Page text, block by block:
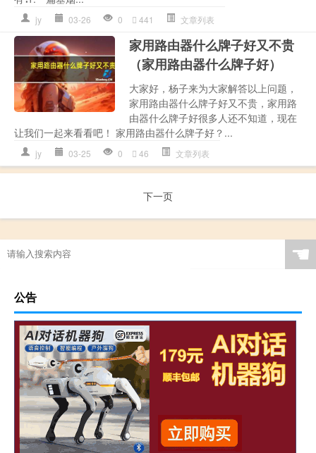
jy 03-26 0 441 文章列表
家用路由器什么牌子好又不贵
（家用路由器什么牌子好）
大家好，杨子来为大家解答以上问题，
家用路由器什么牌子好又不贵，家用路
由器什么牌子好很多人还不知道，现在
让我们一起来看看吧！ 家用路由器什么牌子好？...
jy 03-25 0 46 文章列表
下一页
☚
公告